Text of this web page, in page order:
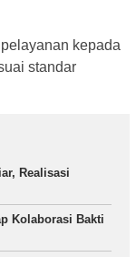
kepada
standar
Realisasi
Kolaborasi Bakti